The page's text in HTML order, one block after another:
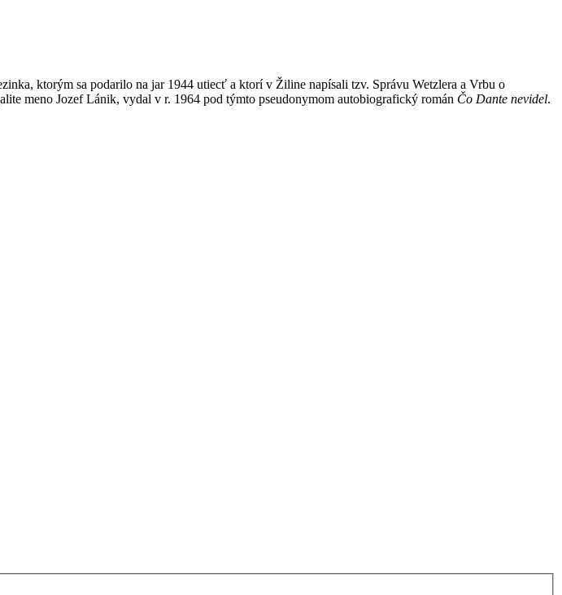
ktorým sa podarilo na jar 1944 utiecť a ktorí v Žiline napísali tzv. Správu Wetzlera a Vrbu o
meno Jozef Lánik, vydal v r. 1964 pod týmto pseudonymom autobiografický román Čo Dante nevidel.